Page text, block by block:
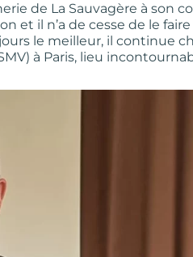
de La Sauvagère à son
et il n’a de cesse de le
le meilleur, il continue
à Paris, lieu